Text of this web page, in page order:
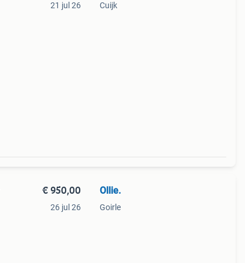
21 jul 26 Cuijk
€ 950,00
26 jul 26
Ollie.
Goirle